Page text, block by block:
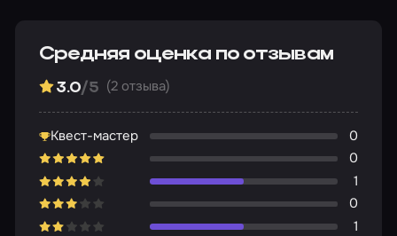
Средняя оценка по отзывам
3.0/5 (2 отзыва)
Квест-мастер
0
0
1
0
1